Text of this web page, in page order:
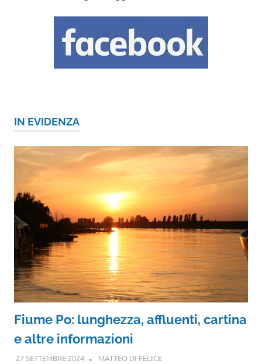
IN EVIDENZA
Fiume Po: lunghezza, affluenti, cartina
e altre informazioni
27 SETTEMBRE 2024 MATTEO DI FELICE